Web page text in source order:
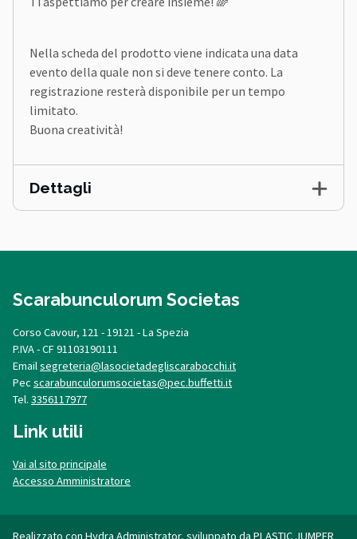
Nella scheda del prodotto viene indicata una data
evento della quale non si deve tenere conto. La
registrazione resterà disponibile per un tempo
limitato.
Buona creatività!
Dettagli
Scarabunculorum Societas
Corso Cavour, 121 - 19121 - La Spezia
P.IVA - CF 91103190111
Emailsegreteria@lasocietadegliscarabocchi.it
Pec scarabunculorumsocietas@pec.buffetti.it
Tel. 3356117977
Link utili
Vai al sito principale
Accesso Amministratore
Realizzato con Hydra Administrator, sviluppato da PLASTIC JUMPER